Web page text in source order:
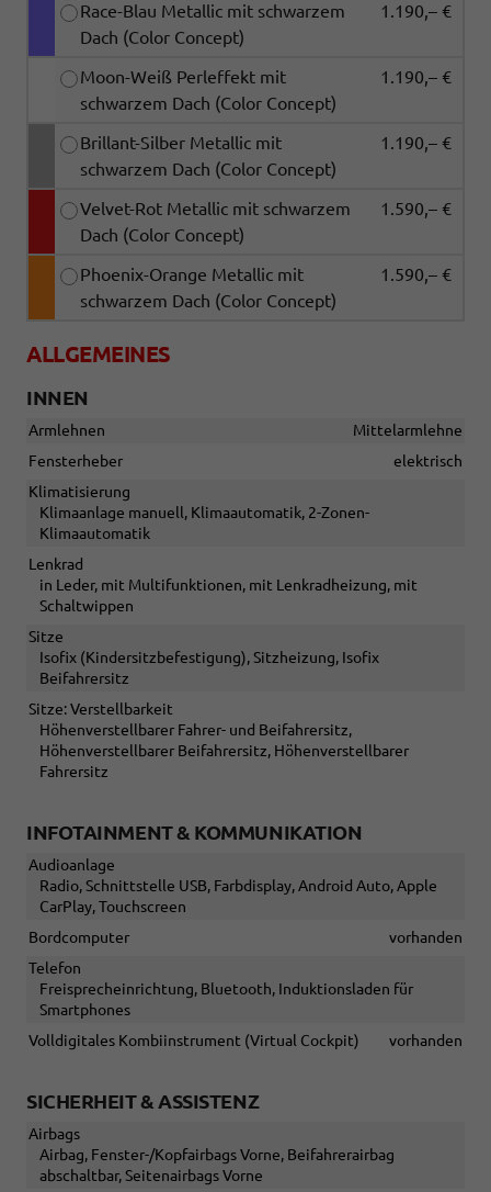
Race-Blau Metallic mit schwarzem
Dach (Color Concept)
1.190,– €
Moon-Weiß Perleffekt mit
schwarzem Dach (Color Concept)
1.190,– €
Brillant-Silber Metallic mit
schwarzem Dach (Color Concept)
1.190,– €
Velvet-Rot Metallic mit schwarzem
Dach (Color Concept)
1.590,– €
Phoenix-Orange Metallic mit
schwarzem Dach (Color Concept)
1.590,– €
ALLGEMEINES
INNEN
Armlehnen
Mittelarmlehne
Fensterheber
elektrisch
Klimatisierung
Klimaanlage manuell, Klimaautomatik, 2-Zonen-
Klimaautomatik
Lenkrad
in Leder, mit Multifunktionen, mit Lenkradheizung, mit
Schaltwippen
Sitze
Isofix (Kindersitzbefestigung), Sitzheizung, Isofix
Beifahrersitz
Sitze: Verstellbarkeit
Höhenverstellbarer Fahrer- und Beifahrersitz,
Höhenverstellbarer Beifahrersitz, Höhenverstellbarer
Fahrersitz
INFOTAINMENT & KOMMUNIKATION
Audioanlage
Radio, Schnittstelle USB, Farbdisplay, Android Auto, Apple
CarPlay, Touchscreen
Bordcomputer
vorhanden
Telefon
Freisprecheinrichtung, Bluetooth, Induktionsladen für
Smartphones
Volldigitales Kombiinstrument (Virtual Cockpit)
vorhanden
SICHERHEIT & ASSISTENZ
Airbags
Airbag, Fenster-/Kopfairbags Vorne, Beifahrerairbag
abschaltbar, Seitenairbags Vorne